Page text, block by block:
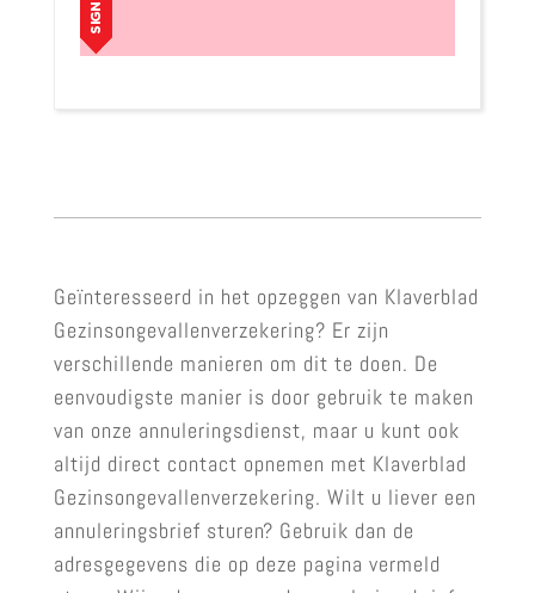
Geïnteresseerd in het opzeggen van Klaverblad
Gezinsongevallenverzekering? Er zijn
verschillende manieren om dit te doen. De
eenvoudigste manier is door gebruik te maken
van onze annuleringsdienst, maar u kunt ook
altijd direct contact opnemen met Klaverblad
Gezinsongevallenverzekering. Wilt u liever een
annuleringsbrief sturen? Gebruik dan de
adresgegevens die op deze pagina vermeld